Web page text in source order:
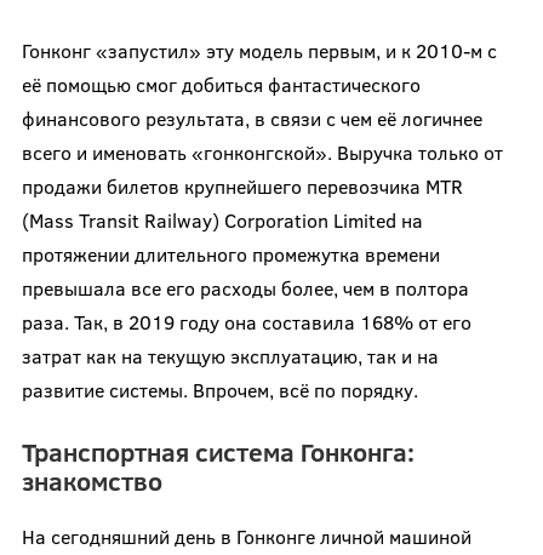
Гонконг «запустил» эту модель первым, и к 2010-м с
её помощью смог добиться фантастического
финансового результата, в связи с чем её логичнее
всего и именовать «гонконгской». Выручка только от
продажи билетов крупнейшего перевозчика MTR
(Mass Transit Railway) Corporation Limited на
протяжении длительного промежутка времени
превышала все его расходы более, чем в полтора
раза. Так, в 2019 году она составила 168% от его
затрат как на текущую эксплуатацию, так и на
развитие системы. Впрочем, всё по порядку.
Транспортная система Гонконга:
знакомство
На сегодняшний день в Гонконге личной машиной